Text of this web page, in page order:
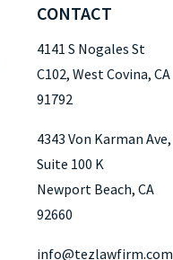
CONTACT
4141 S Nogales St
C102, West Covina, CA
91792
4343 Von Karman Ave,
Suite 100 K
Newport Beach, CA
92660
info@tezlawfirm.com